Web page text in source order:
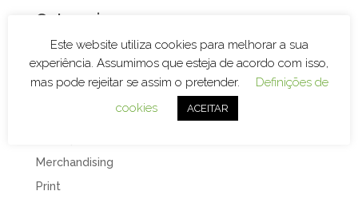
Categorias
Branding
Decoração de Espaços
Decoração de Viaturas
Design e Publicidade
Merchandising
Print
Este website utiliza cookies para melhorar a sua
experiência. Assumimos que esteja de acordo com isso,
mas pode rejeitar se assim o pretender.
Definições de
cookies
ACEITAR